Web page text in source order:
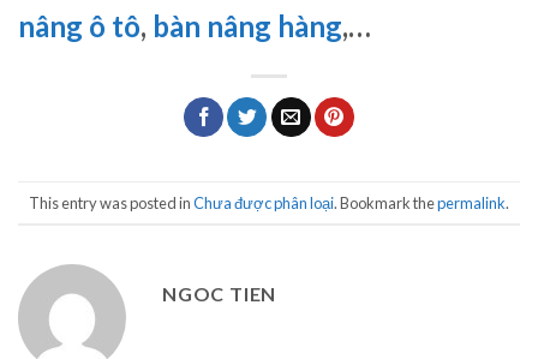
nâng ô tô, bàn nâng hàng,…
This entry was posted inChưa được phân loại. Bookmark thepermalink.
NGOC TIEN